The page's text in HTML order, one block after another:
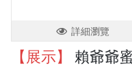
詳細瀏覽
【展示】 賴爺爺